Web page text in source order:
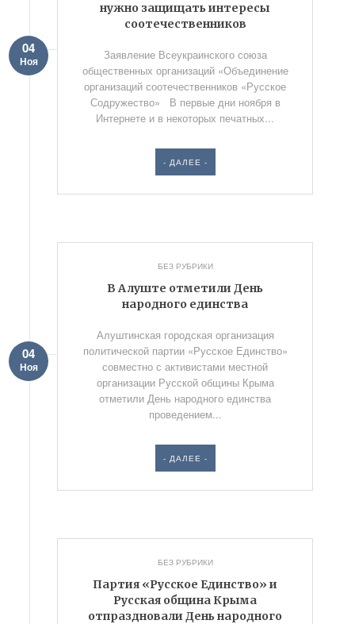
нужно защищать интересы
соотечественников
04
Ноя
Заявление Всеукраинского союза
общественных организаций «Объединение
организаций соотечественников «Русское
Содружество» В первые дни ноября в
Интернете и в некоторых печатных...
- ДАЛЕЕ -
БЕЗ РУБРИКИ
В Алуште отметили День
народного единства
04
Ноя
Алуштинская городская организация
политической партии «Русское Единство»
совместно с активистами местной
организации Русской общины Крыма
отметили День народного единства
проведением...
- ДАЛЕЕ -
БЕЗ РУБРИКИ
Партия «Русское Единство» и
Русская община Крыма
отпраздновали День народного